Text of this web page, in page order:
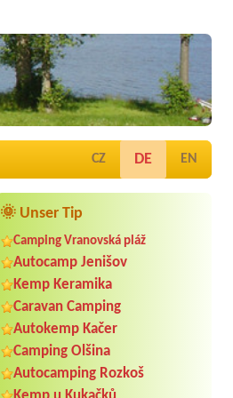
CZ DE EN
🌞 Unser Tip
Camping Vranovská pláž
Autocamp Jenišov
Kemp Keramika
Caravan Camping
Autokemp Kačer
Camping Olšina
Autocamping Rozkoš